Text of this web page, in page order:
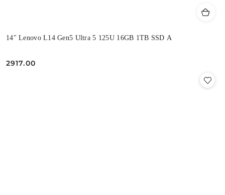
14" Lenovo L14 Gen5 Ultra 5 125U 16GB 1TB SSD A
Cena:
2917.00